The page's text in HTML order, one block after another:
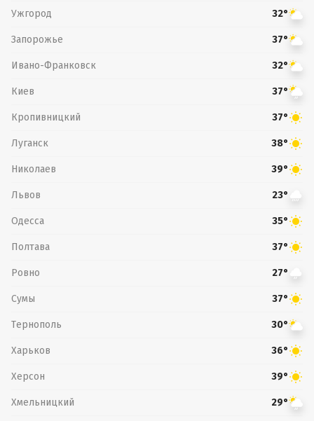
Ужгород 32°
Запорожье 37°
Ивано-Франковск 32°
Киев 37°
Кропивницкий 37°
Луганск 38°
Николаев 39°
Львов 23°
Одесса 35°
Полтава 37°
Ровно 27°
Сумы 37°
Тернополь 30°
Харьков 36°
Херсон 39°
Хмельницкий 29°